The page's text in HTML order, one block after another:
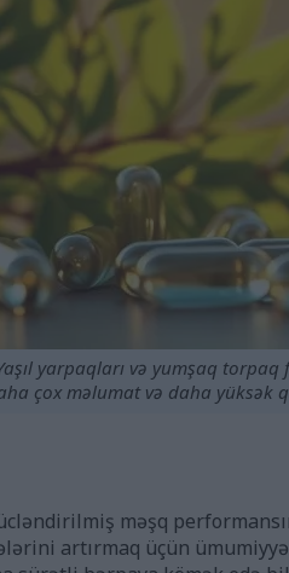
yarpaqları və yumşaq
çox məlumat və daha yüksək
məşq
artırmaq üçün